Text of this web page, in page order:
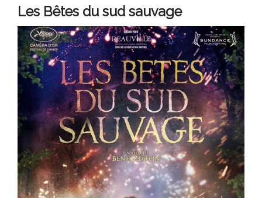
Les Bêtes du sud sauvage